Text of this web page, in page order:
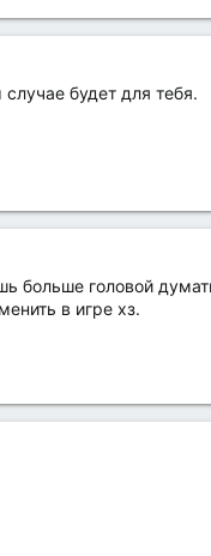
будет для тебя.
больше головой
в игре хз.